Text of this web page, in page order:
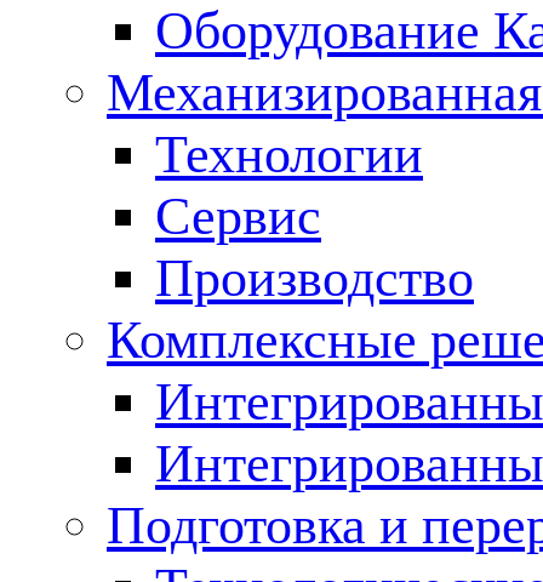
Оборудование
Технологии
Сервис
Производство
Комплексные
Подготовка и